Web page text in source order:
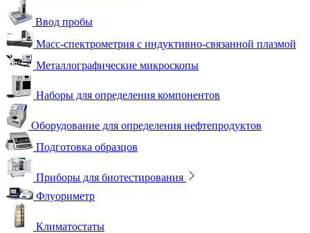
Ввод пробы
Масс-спектрометрия с индуктивно-связанной плазмой
Металлографические микроскопы
Наборы для определения компонентов
Оборудование для определения нефтепродуктов
Подготовка образцов
Приборы для биотестирования
Флуориметр
Климатостаты